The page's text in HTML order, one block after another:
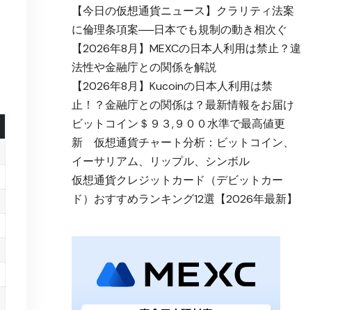
【今日の仮想通貨ニュース】クラリティ法案
に倫理条項案──日本でも規制の動き相次ぐ
【2026年8月】MEXCの日本人利用は禁止？違
法性や金融庁との関係を解説
【2026年8月】Kucoinの日本人利用は禁
止！？金融庁との関係は？最新情報をお届け
ビットコイン＄９３,９００水準で最高値更
新 仮想通貨チャート分析：ビットコイン、
イーサリアム、リップル、シンボル
仮想通貨クレジットカード（デビットカー
ド）おすすめランキング12選【2026年最新】